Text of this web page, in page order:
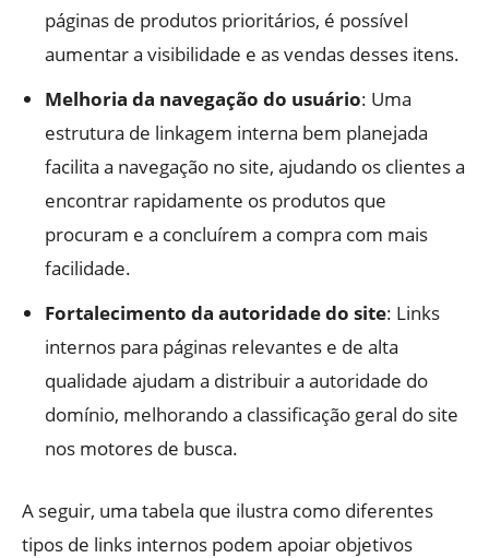
páginas de produtos prioritários, é possível
aumentar a visibilidade e as vendas desses itens.
Melhoria da navegação do usuário: Uma
estrutura de linkagem interna bem planejada
facilita a navegação no site, ajudando os clientes a
encontrar rapidamente os produtos que
procuram e a concluírem a compra com mais
facilidade.
Fortalecimento da autoridade do site: Links
internos para páginas relevantes e de alta
qualidade ajudam a distribuir a autoridade do
domínio, melhorando a classificação geral do site
nos motores de busca.
A seguir, uma tabela que ilustra como diferentes
tipos de links internos podem apoiar objetivos